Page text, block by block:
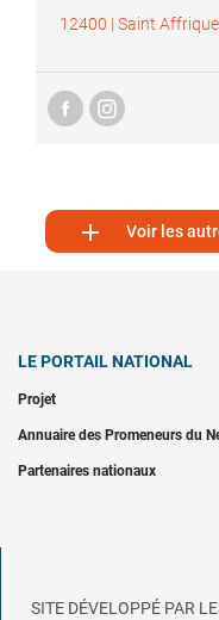
12400 | Saint Affrique
 Voir les
LE PORTAIL NATIONAL
Projet
Annuaire des Promeneurs du
Partenaires nationaux
SITE DÉVELOPPÉ PAR